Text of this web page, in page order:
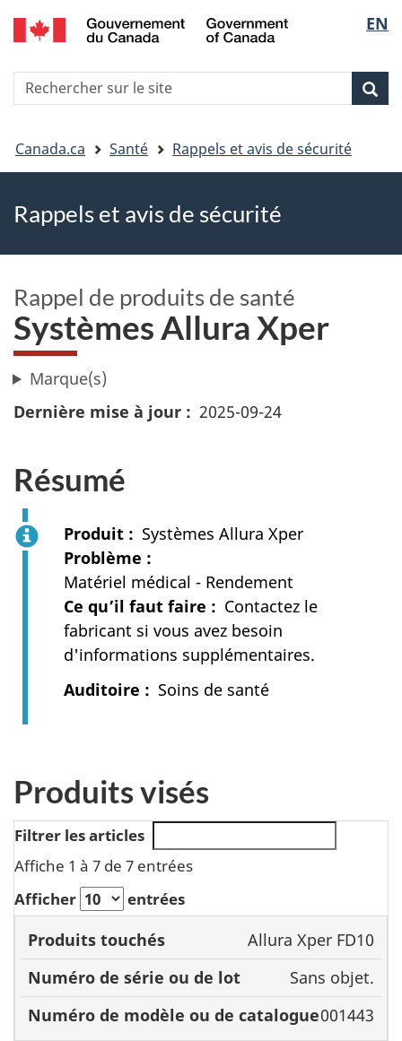
Skip
to
Skip
to
Passer
à
HTML
de
la
EN
Recherche
Vous
êtes
ici
Canada.ca Santé Rappels et avis de sécurité
Rappels et avis de sécurité
Rappel de produits de santé
Systèmes Allura Xper
Marque(s)
Dernière mise à jour
2025-09-24
Résumé
Produit
Systèmes Allura Xper
Problème
Matériel médical - Rendement
Ce qu’il faut faire
Contactez le
fabricant si vous avez besoin
d'informations supplémentaires.
Auditoire
Soins de santé
Produits visés
Filtrer les articles
Affiche 1 à 7 de 7 entrées
Afficher
entrées
Produits
touchés
Numéro
de série
ou de
Numéro
de
modèle
ou de
catalogue
Allura Xper FD10
Sans objet.
001443